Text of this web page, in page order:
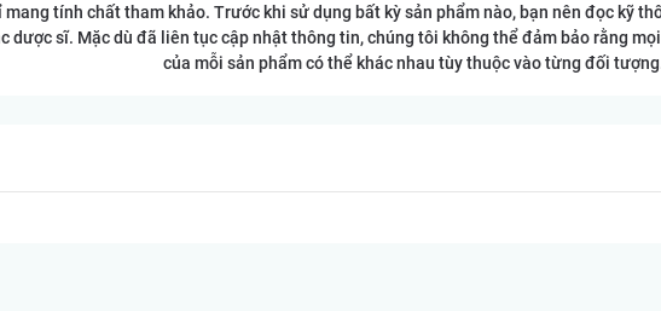
mang tính chất tham khảo. Trước khi sử dụng bất kỳ sản phẩm nào, bạn nên đọc kỹ
dược sĩ. Mặc dù đã liên tục cập nhật thông tin, chúng tôi không thể đảm bảo rằng
của mỗi sản phẩm có thể khác nhau tùy thuộc vào từng đối